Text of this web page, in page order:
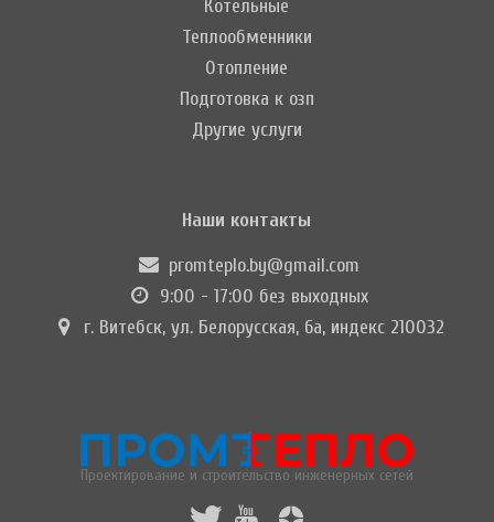
Котельные
Теплообменники
Отопление
Подготовка к озп
Другие услуги
Наши контакты
promteplo.by@gmail.com
9:00 - 17:00 без выходных
г. Витебск, ул. Белорусская, 6а, индекс 210032
Проектирование и строительство инженерных сетей